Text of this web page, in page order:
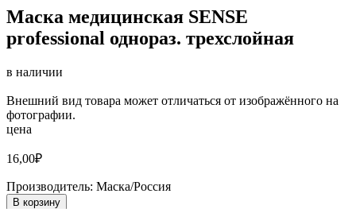
Маска медицинская SENSE
professional однораз. трехслойная
в наличии
Внешний вид товара может отличаться от изображённого на
фотографии.
цена
16,00₽
Производитель: Маска/Россия
В корзину